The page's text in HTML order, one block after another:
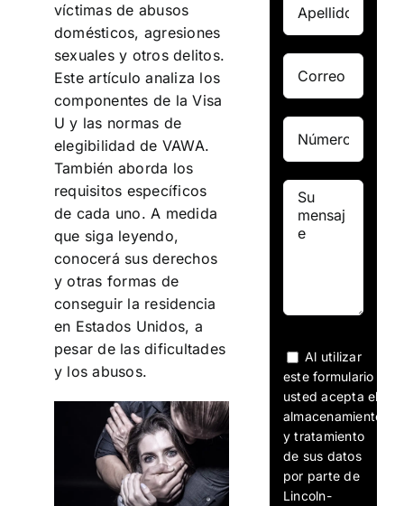
víctimas de abusos
domésticos, agresiones
sexuales y otros delitos.
Este artículo analiza los
componentes de la Visa
U y las normas de
elegibilidad de VAWA.
También aborda los
requisitos específicos
de cada uno. A medida
que siga leyendo,
conocerá sus derechos
y otras formas de
conseguir la residencia
en Estados Unidos, a
pesar de las dificultades
y los abusos.
Al utilizar
este formulario
usted acepta el
almacenamiento
y tratamiento
de sus datos
por parte de
Lincoln-